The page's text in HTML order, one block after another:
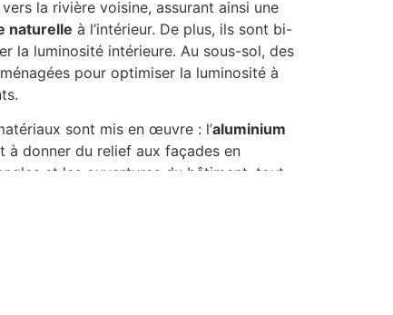
la rivière voisine, assurant ainsi une
naturelle à l’intérieur. De plus, ils sont bi-
la luminosité intérieure. Au sous-sol, des
pour optimiser la luminosité à
sont mis en œuvre : l’aluminium
à donner du relief aux façades en
et les ouvertures du bâtiment, tout